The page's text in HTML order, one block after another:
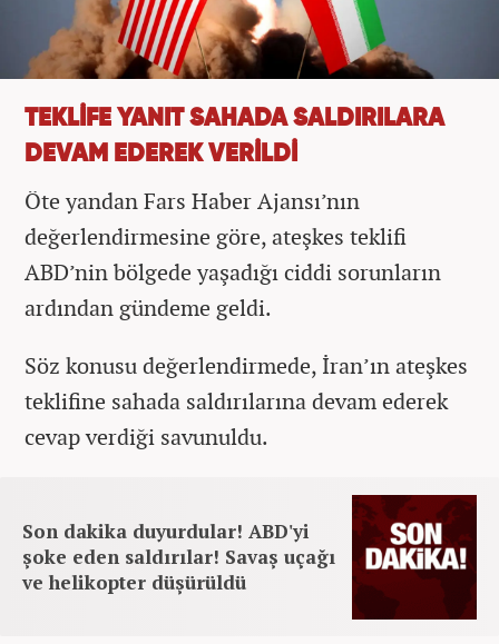
TEKLİFE YANIT SAHADA SALDIRILARA
DEVAM EDEREK VERİLDİ
Öte yandan Fars Haber Ajansı’nın
değerlendirmesine göre, ateşkes teklifi
ABD’nin bölgede yaşadığı ciddi sorunların
ardından gündeme geldi.
Söz konusu değerlendirmede, İran’ın ateşkes
teklifine sahada saldırılarına devam ederek
cevap verdiği savunuldu.​​​​​​​
Son dakika duyurdular! ABD'yi
şoke eden saldırılar! Savaş uçağı
ve helikopter düşürüldü